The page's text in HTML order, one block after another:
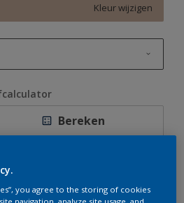
Kleur wijzigen
Bereken
mogelijk dit product online
in de gaten, we werken
you agree to the storing of cookies
navigation, analyze site usage, and